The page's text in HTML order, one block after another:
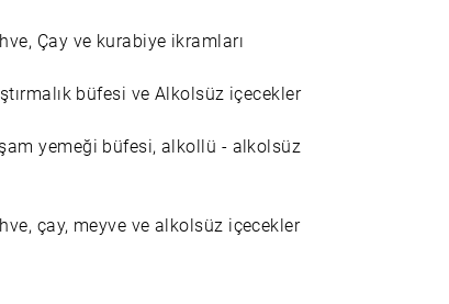
Çay ve kurabiye ikramları
büfesi ve Alkolsüz içecekler
yemeği büfesi, alkollü - alkolsüz
çay, meyve ve alkolsüz içecekler